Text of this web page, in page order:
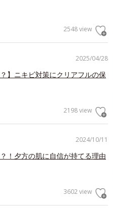
2548 view
2025/04/28
】ニキビ対策にクリアフルの保
2198 view
2024/10/11
！夕方の肌に自信が持てる理由
3602 view